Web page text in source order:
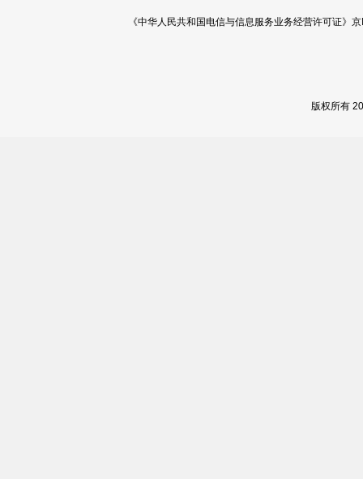
《中华人民共和国电信与信息服务业务经营许可证
版权所有